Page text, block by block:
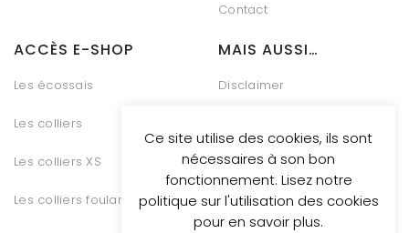
Contact
ACCÈS E-SHOP
Les écossais
Les colliers
Les colliers XS
Les colliers foulards
MAIS AUSSI…
Disclaimer
Gestion des Cookies
Conditions générales de
vente
Ce site utilise des cookies, ils sont
nécessaires à son bon
fonctionnement. Lisez notre
politique sur l'utilisation des cookies
pour en savoir plus.